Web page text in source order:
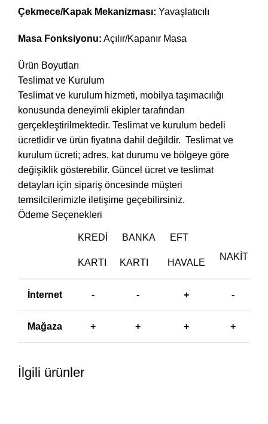
Çekmece/Kapak Mekanizması: Yavaşlatıcılı
Masa Fonksiyonu: Açılır/Kapanır Masa
Ürün Boyutları
Teslimat ve Kurulum
Teslimat ve kurulum hizmeti, mobilya taşımacılığı
konusunda deneyimli ekipler tarafından
gerçekleştirilmektedir. Teslimat ve kurulum bedeli
ücretlidir ve ürün fiyatına dahil değildir. ‎ Teslimat ve
kurulum ücreti; adres, kat durumu ve bölgeye göre
değişiklik gösterebilir. Güncel ücret ve teslimat
detayları için sipariş öncesinde müşteri
temsilcilerimizle iletişime geçebilirsiniz.
Ödeme Seçenekleri
KREDI
KARTI
BANKA
KARTI
EFT
HAVALE
NAKIT
İnternet - - + -
Mağaza + + + +
İlgili ürünler